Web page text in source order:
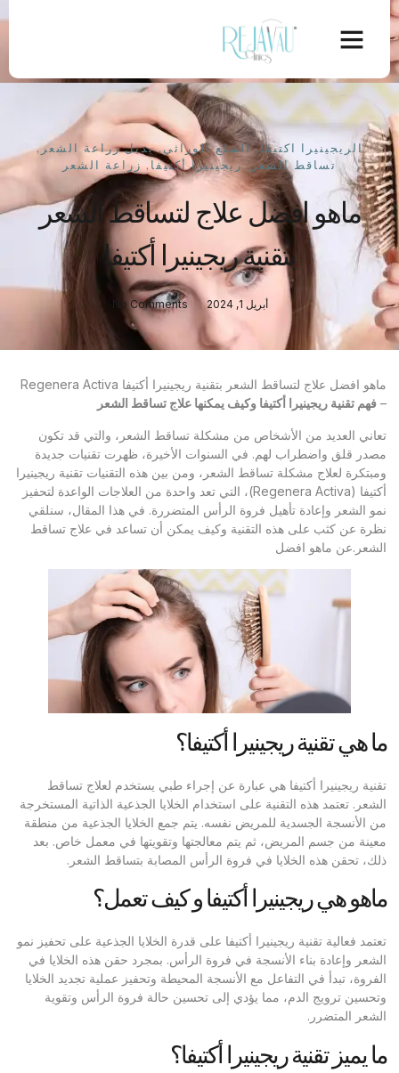
الريجينيرا اكتيفا,الصلع الوراثي,بديل زراعة الشعر,
تساقط الشعر,ريجينيرا أكتيفا,زراعة الشعر
ماهو افضل علاج لتساقط الشعر
بتقنية ريجينيرا أكتيفا
أبريل 1, 2024 No Comments
ماهو افضل علاج لتساقط الشعر بتقنية ريجينيرا أكتيفا Regenera Activa
– فهم تقنية ريجينيرا أكتيفا وكيف يمكنها علاج تساقط الشعر
تعاني العديد من الأشخاص من مشكلة تساقط الشعر، والتي قد تكون
مصدر قلق واضطراب لهم. في السنوات الأخيرة، ظهرت تقنيات جديدة
ومبتكرة لعلاج مشكلة تساقط الشعر، ومن بين هذه التقنيات تقنية ريجينيرا
أكتيفا (Regenera Activa)، التي تعد واحدة من العلاجات الواعدة لتحفيز
نمو الشعر وإعادة تأهيل فروة الرأس المتضررة. في هذا المقال، سنلقي
نظرة عن كثب على هذه التقنية وكيف يمكن أن تساعد في علاج تساقط
الشعر.عن ماهو افضل
ما هي تقنية ريجينيرا أكتيفا؟
تقنية ريجينيرا أكتيفا هي عبارة عن إجراء طبي يستخدم لعلاج تساقط
الشعر. تعتمد هذه التقنية على استخدام الخلايا الجذعية الذاتية المستخرجة
من الأنسجة الجسدية للمريض نفسه. يتم جمع الخلايا الجذعية من منطقة
معينة من جسم المريض، ثم يتم معالجتها وتقويتها في معمل خاص. بعد
ذلك، تحقن هذه الخلايا في فروة الرأس المصابة بتساقط الشعر.
ماهو هي ريجينيرا أكتيفا و كيف تعمل؟
تعتمد فعالية تقنية ريجينيرا أكتيفا على قدرة الخلايا الجذعية على تحفيز نمو
الشعر وإعادة بناء الأنسجة في فروة الرأس. بمجرد حقن هذه الخلايا في
الفروة، تبدأ في التفاعل مع الأنسجة المحيطة وتحفيز عملية تجديد الخلايا
وتحسين ترويج الدم، مما يؤدي إلى تحسين حالة فروة الرأس وتقوية
الشعر المتضرر.
ما يميز تقنية ريجينيرا أكتيفا؟